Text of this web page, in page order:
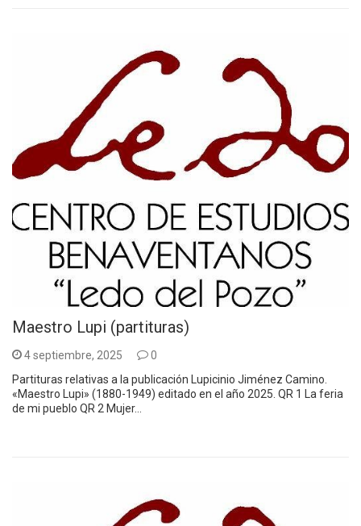
Maestro Lupi (partituras)
4 septiembre, 2025
0
Partituras relativas a la publicación Lupicinio Jiménez Camino.
«Maestro Lupi» (1880-1949) editado en el año 2025. QR 1 La feria
de mi pueblo QR 2 Mujer…